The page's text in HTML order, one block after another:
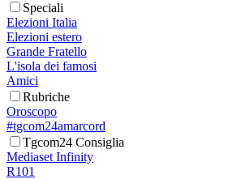
Speciali
Elezioni Italia
Elezioni estero
Grande Fratello
L'isola dei famosi
Amici
Rubriche
Oroscopo
#tgcom24amarcord
Tgcom24 Consiglia
Mediaset Infinity
R101